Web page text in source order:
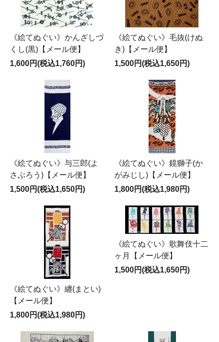
《絵てぬぐい》かんざしづ
くし(黒)【メール便】
1,600円(税込1,760円)
《絵てぬぐい》毛抜(けぬ
き)【メール便】
1,500円(税込1,650円)
《絵てぬぐい》与三郎(よ
さぶろう)【メール便】
1,500円(税込1,650円)
《絵てぬぐい》鏡獅子(か
がみじし)【メール便】
1,800円(税込1,980円)
《絵てぬぐい》纏(まとい)
【メール便】
1,800円(税込1,980円)
《絵てぬぐい》歌舞伎十二
ヶ月【メール便】
1,500円(税込1,650円)